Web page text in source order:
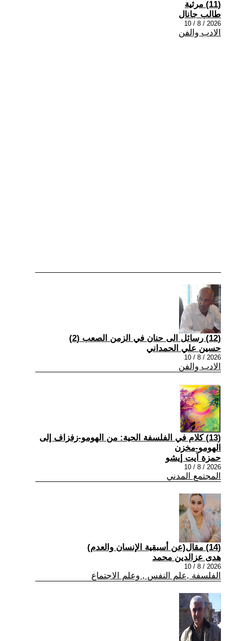
(11) مرثية
طالب جانال
2026 / 8 / 10
الادب والفن
(12) رسائل الى حنان في الزمن الصعب (2)
حسين علي الحمداني
2026 / 8 / 10
الادب والفن
(13) كلام في الفلسفة الحية: من الهومو-زفزاف إلى
الهومو-مخزن
حمزة آيت إيشو
2026 / 8 / 10
المجتمع المدني
(14) مقال(عن أسبقية الإنسان والعدم)
هدى عزالدين محمد
2026 / 8 / 10
الفلسفة ,علم النفس , وعلم الاجتماع